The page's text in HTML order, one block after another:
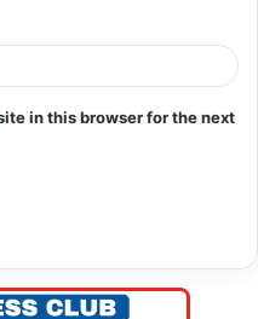
in this browser for the next